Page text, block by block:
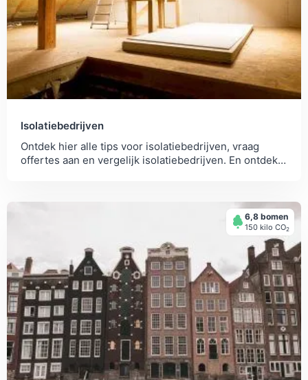
Isolatiebedrijven
Ontdek hier alle tips voor isolatiebedrijven, vraag
offertes aan en vergelijk isolatiebedrijven. En ontdek
6,8 bomen
150 kilo СО2